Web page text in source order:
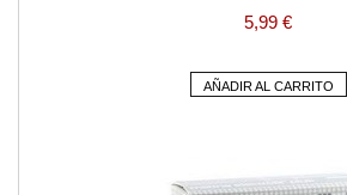
5,99 €
AÑADIR AL CARRITO